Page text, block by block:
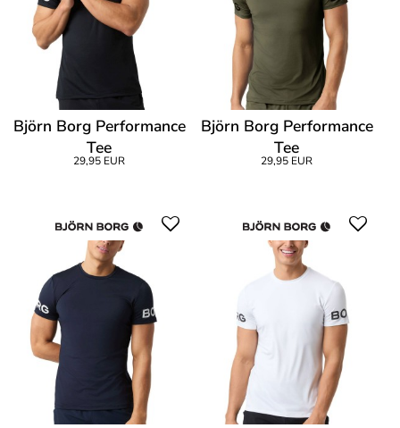
Björn Borg Performance
Tee
29,95 EUR
Björn Borg Performance
Tee
29,95 EUR